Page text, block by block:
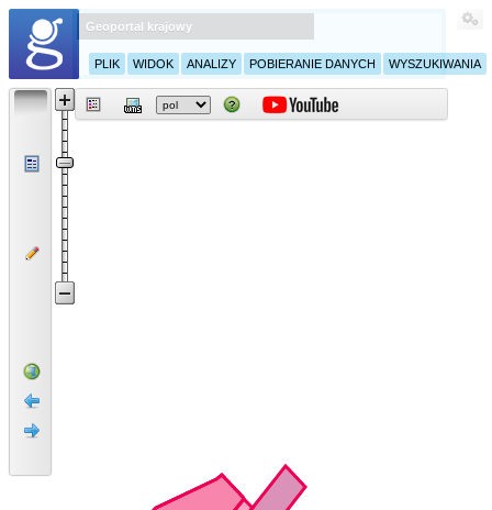
Geoportal krajowy
PLIK WIDOK ANALIZY POBIERANIE DANYCH WYSZUKIWANIA